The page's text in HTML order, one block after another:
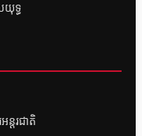
យុទ្ធ
តរជាតិ